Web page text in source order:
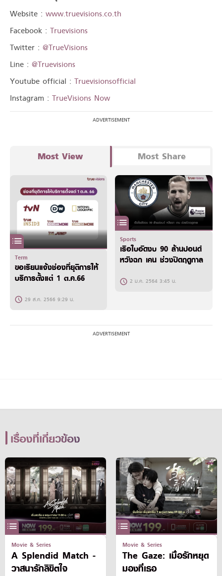
Website : www.truevisions.co.th
Facebook : Truevisions
Twitter : @TrueVisions
Line : @Truevisions
Youtube official : Truevisionsofficial
Instagram : TrueVisions Now
Most View Most Share
Term
ขอเรียนแจ้งช่องที่ยุติการให้
บริการตั้งแต่ 1 ต.ค.66
29 ส.ค. 2566 9:29 น.
Sports
เรือใบอัดงบ 90 ล้านปอนด์
หวังฉก เคน ช่วงปิดฤดูกาล
2 ม.ค. 2564 3:45 น.
เรื่องที่เกี่ยวข้อง
Movie & Series
A Splendid Match -
วาสนารักลิขิตใจ
Movie & Series
The Gaze: เมื่อรักหยุด
มองที่เธอ